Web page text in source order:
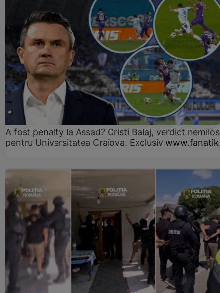
A fost penalty la Assad? Cristi Balaj, verdict nemilos
pentru Universitatea Craiova. Exclusiv